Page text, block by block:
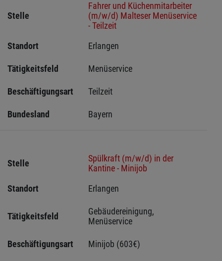
Stelle
Fahrer und Küchenmitarbeiter
(m/w/d) Malteser Menüservice
- Teilzeit
Standort
Erlangen
Tätigkeitsfeld Menüservice
Beschäftigungsart Teilzeit
Bundesland Bayern
Stelle
Spülkraft (m/w/d) in der
Kantine - Minijob
Standort
Erlangen
Tätigkeitsfeld
Gebäudereinigung,
Menüservice
Beschäftigungsart Minijob (603€)